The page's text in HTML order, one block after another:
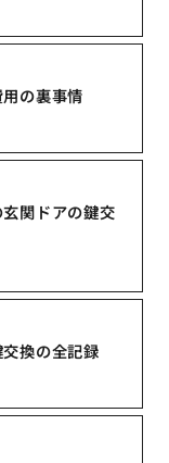
の裏事情
関ドアの鍵交
換の全記録